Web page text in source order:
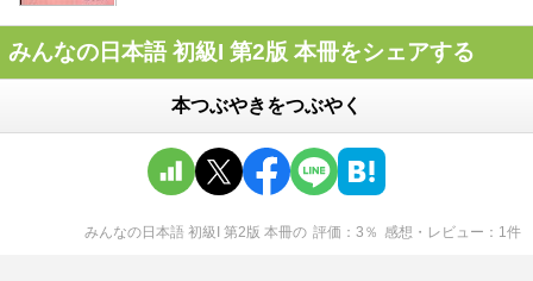
みんなの日本語 初級I 第2版 本冊をシェアする
本つぶやきをつぶやく
みんなの日本語 初級I 第2版 本冊の 評価 3 ％ 感想・レビュー 1 件